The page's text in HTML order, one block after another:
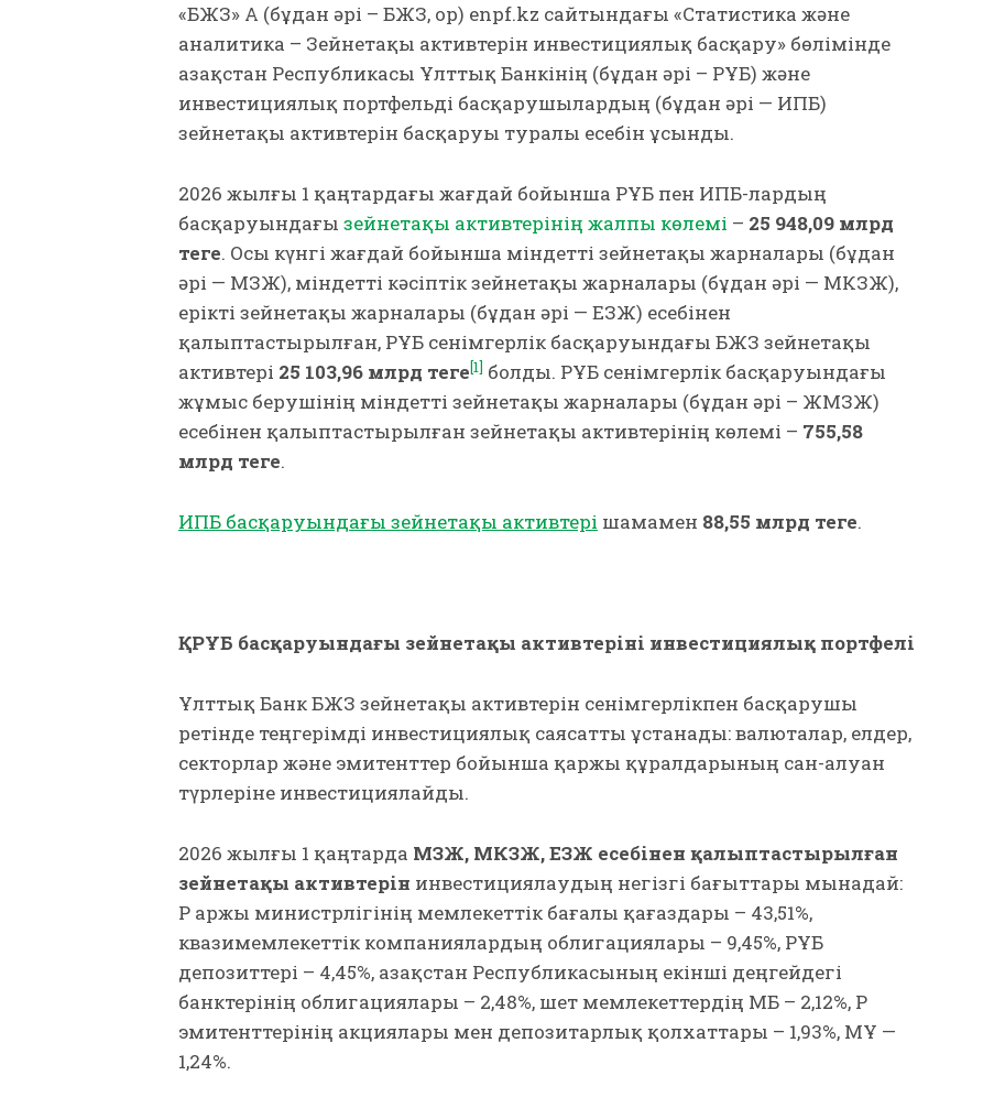
«БЖЗҚ» АҚ (бұдан әрі – БЖЗҚ, Қор) enpf.kz сайтындағы «Статистика және
аналитика – Зейнетақы активтерін инвестициялық басқару» бөлімінде
Қазақстан Республикасы Ұлттық Банкінің (бұдан әрі – ҚРҰБ) және
инвестициялық портфельді басқарушылардың (бұдан әрі — ИПБ)
зейнетақы активтерін басқаруы туралы есебін ұсынды.
2026 жылғы 1 қаңтардағы жағдай бойынша ҚРҰБ пен ИПБ-лардың
басқаруындағы зейнетақы активтерінің жалпы көлемі – 25 948,09 млрд
теңге. Осы күнгі жағдай бойынша міндетті зейнетақы жарналары (бұдан
әрі — МЗЖ), міндетті кәсіптік зейнетақы жарналары (бұдан әрі — МКЗЖ),
ерікті зейнетақы жарналары (бұдан әрі — ЕЗЖ) есебінен
қалыптастырылған, ҚРҰБ сенімгерлік басқаруындағы БЖЗҚ зейнетақы
активтері 25 103,96 млрд теңге[1] болды. ҚРҰБ сенімгерлік басқаруындағы
жұмыс берушінің міндетті зейнетақы жарналары (бұдан әрі – ЖМЗЖ)
есебінен қалыптастырылған зейнетақы активтерінің көлемі – 755,58
млрд теңге.
ИПБ басқаруындағы зейнетақы активтері шамамен 88,55 млрд теңге.
ҚРҰБ басқаруындағы зейнетақы активтерінің инвестициялық портфелі
Ұлттық Банк БЖЗҚ зейнетақы активтерін сенімгерлікпен басқарушы
ретінде теңгерімді инвестициялық саясатты ұстанады: валюталар, елдер,
секторлар және эмитенттер бойынша қаржы құралдарының сан-алуан
түрлеріне инвестициялайды.
2026 жылғы 1 қаңтарда МЗЖ, МКЗЖ, ЕЗЖ есебінен қалыптастырылған
зейнетақы активтерін инвестициялаудың негізгі бағыттары мынадай:
ҚР Қаржы министрлігінің мемлекеттік бағалы қағаздары – 43,51%,
квазимемлекеттік компаниялардың облигациялары – 9,45%, ҚРҰБ
депозиттері – 4,45%, Қазақстан Республикасының екінші деңгейдегі
банктерінің облигациялары – 2,48%, шет мемлекеттердің МБҚ – 2,12%, ҚР
эмитенттерінің акциялары мен депозитарлық қолхаттары – 1,93%, МҚҰ —
1,24%.